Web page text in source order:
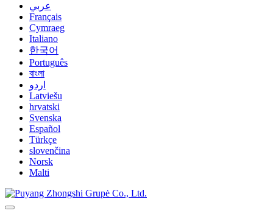
عربي
Français
Cymraeg
Italiano
한국어
Português
বাংলা
اردو
Latviešu
hrvatski
Svenska
Español
Türkçe
slovenčina
Norsk
Malti